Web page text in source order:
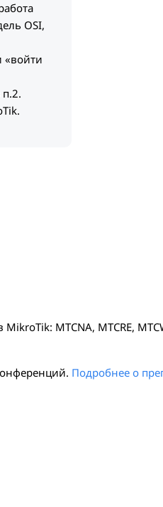
OSI,
«войти
MTCNA, MTCRE,
Подробнее о